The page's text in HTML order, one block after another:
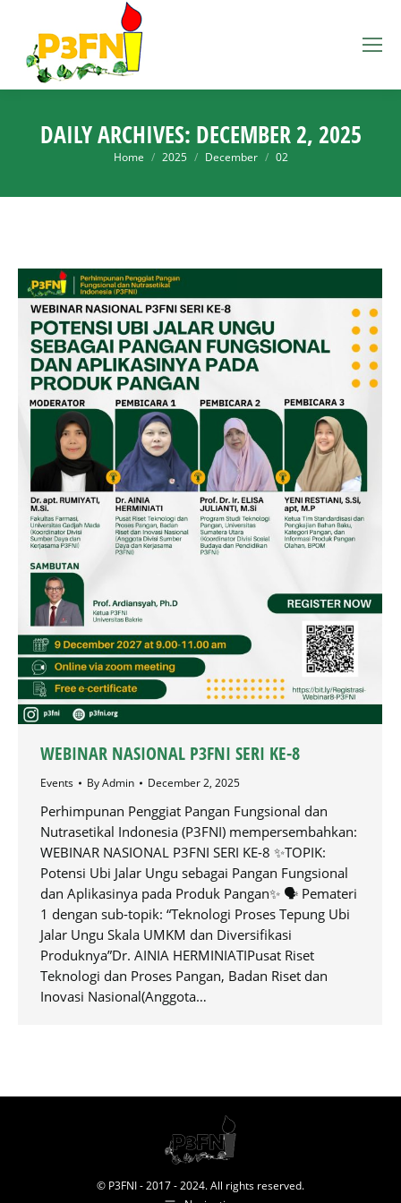
DAILY ARCHIVES: DECEMBER 2, 2025
You are here:
Home 2025 December 02
WEBINAR NASIONAL P3FNI SERI KE-8
Events ByAdmin December 2, 2025
Perhimpunan Penggiat Pangan Fungsional dan
Nutrasetikal Indonesia (P3FNI) mempersembahkan:
⁠WEBINAR NASIONAL P3FNI SERI KE-8 ✨TOPIK:
Potensi Ubi Jalar Ungu sebagai Pangan Fungsional
dan Aplikasinya pada Produk Pangan✨ 🗣 Pemateri
1 dengan sub-topik: “Teknologi Proses Tepung Ubi
Jalar Ungu Skala UMKM dan Diversifikasi
Produknya”Dr. AINIA HERMINIATIPusat Riset
Teknologi dan Proses Pangan, Badan Riset dan
Inovasi Nasional(Anggota…
© P3FNI - 2017 - 2024. All rights reserved.